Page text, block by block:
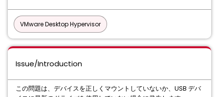
VMware Desktop Hypervisor
Issue/Introduction
この問題は、デバイスを正しくマウントしていないか、USB デバ